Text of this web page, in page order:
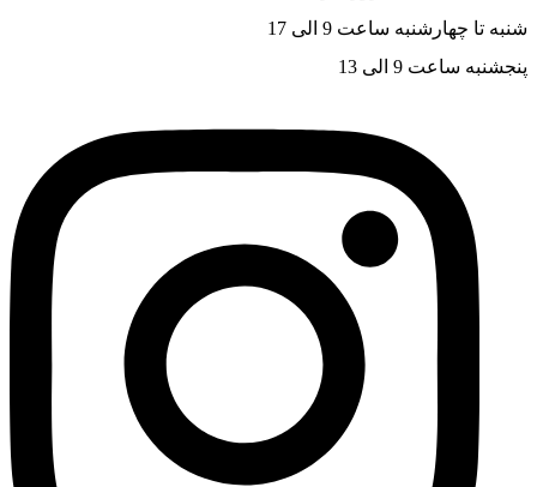
شنبه تا چهارشنبه ساعت 9 الی 17
پنجشنبه ساعت 9 الی 13